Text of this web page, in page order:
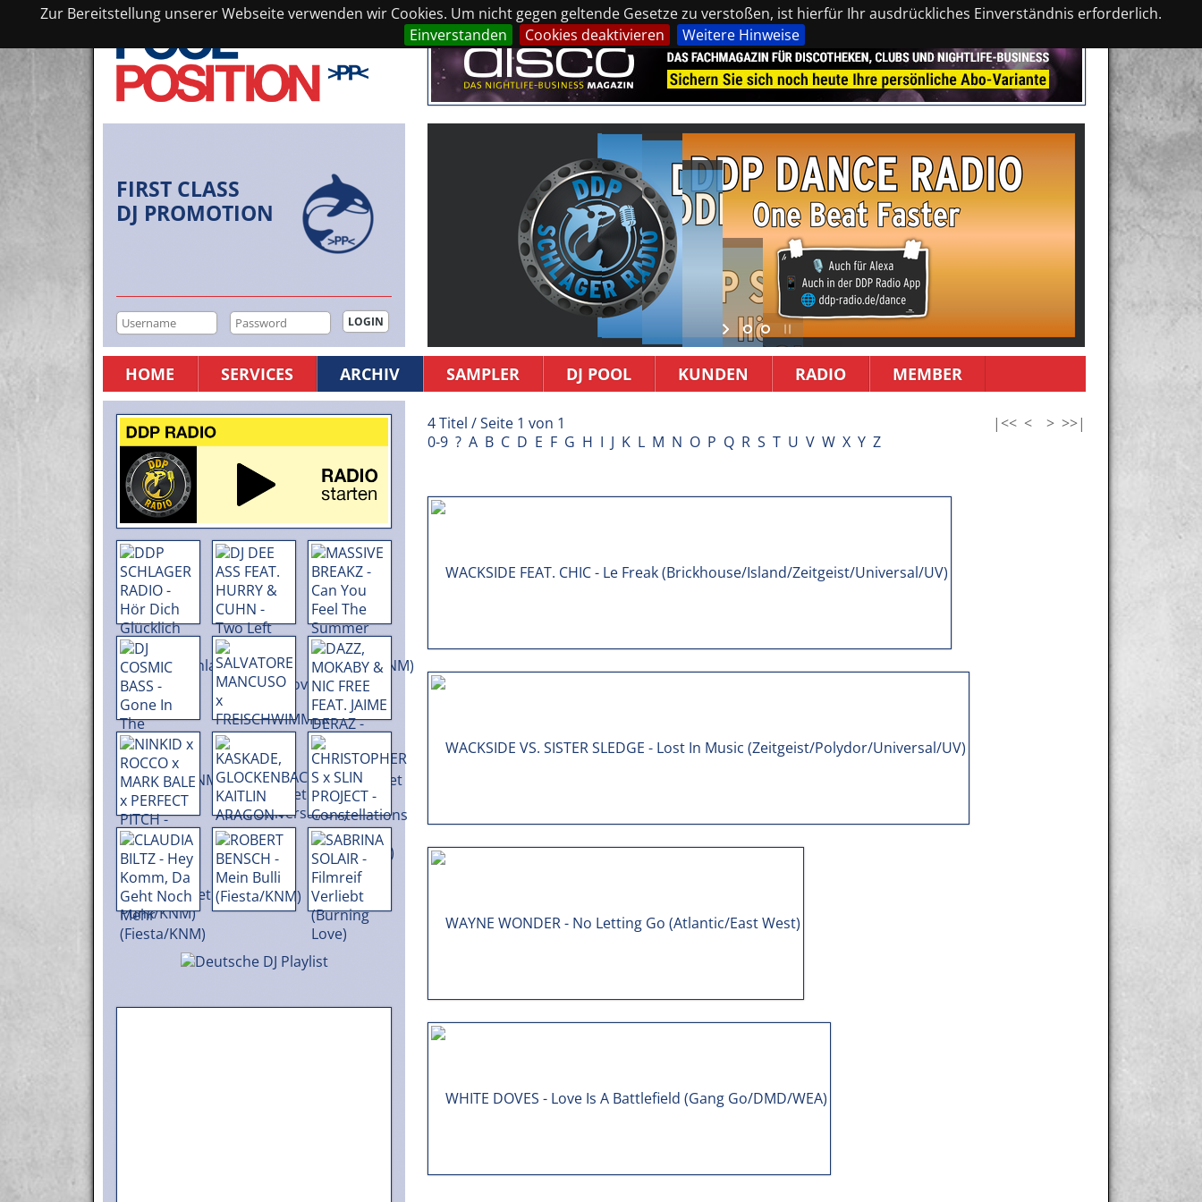
Zur Bereitstellung unserer Webseite verwenden wir Cookies. Um nicht gegen geltende Gesetze zu verstoßen, ist hierfür Ihr ausdrückliches Einverständnis erforderlich.
Einverstanden
Cookies deaktivieren Weitere Hinweise
FIRST CLASS
DJ PROMOTION
HOME SERVICES ARCHIV SAMPLER DJ POOL KUNDEN RADIO MEMBER
4 Titel / Seite 1 von 1 |<< < > >>|
0-9 ? A B C D E F G H I J K L M N O P Q R S T U V W X Y Z